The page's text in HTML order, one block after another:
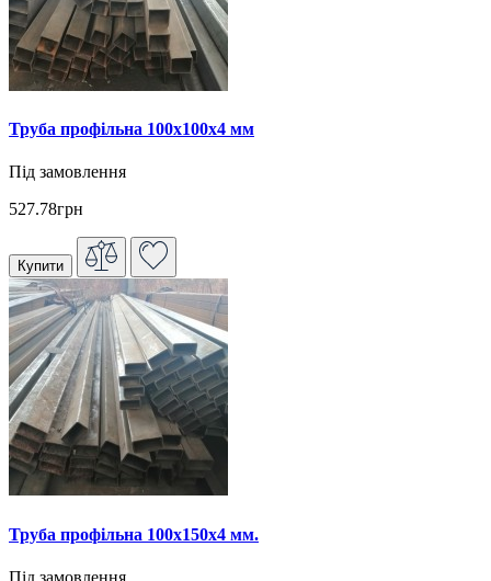
Труба профільна 100х100х4 мм
Під замовлення
527.78грн
Купити
Труба профільна 100х150х4 мм.
Під замовлення